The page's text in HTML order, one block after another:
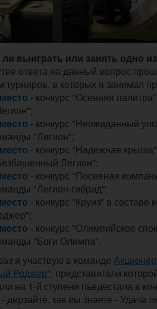
выиграть или занять одно
ответа на данный вопрос
турниров, в которых я занимал
- конкурс "Осенняя палитра"
- конкурс "Неожиданный
"Легион";
- конкурс "Надежная
Легион";
- конкурс "Посевная
"Легион-гибрид";
- конкурс "Круиз" в
- конкурс "Олимпийское
"Боги Олимпа".
я участвую в команде
Роджер", представители
на 1-й ступени пьедестала в
- дерзайте, как вы знаете - Удача